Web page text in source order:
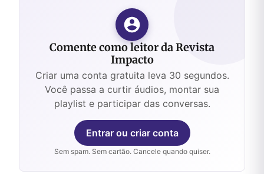
Comente como leitor da Revista
Impacto
Criar uma conta gratuita leva 30 segundos.
Você passa a curtir áudios, montar sua
playlist e participar das conversas.
Entrar ou criar conta
Sem spam. Sem cartão. Cancele quando quiser.